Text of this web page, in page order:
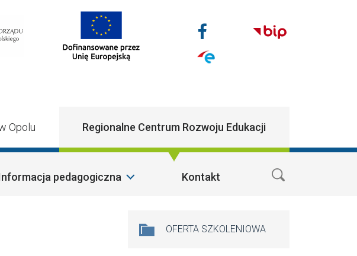
Nasze media
Facebook
Opolu Regionalne Centrum Rozwoju Edukacji
pedagogiczna Kontakt
Na skróty
OFERTA SZKOLENIOWA